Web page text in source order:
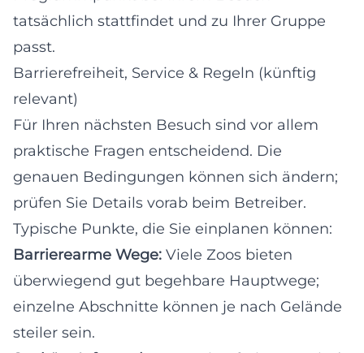
tatsächlich stattfindet und zu Ihrer Gruppe
passt.
Barrierefreiheit, Service & Regeln (künftig
relevant)
Für Ihren nächsten Besuch sind vor allem
praktische Fragen entscheidend. Die
genauen Bedingungen können sich ändern;
prüfen Sie Details vorab beim Betreiber.
Typische Punkte, die Sie einplanen können:
Barrierearme Wege: Viele Zoos bieten
überwiegend gut begehbare Hauptwege;
einzelne Abschnitte können je nach Gelände
steiler sein.